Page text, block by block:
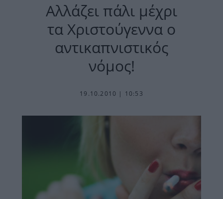
Αλλάζει πάλι μέχρι
τα Χριστούγεννα ο
αντικαπνιστικός
νόμος!
19.10.2010 | 10:53